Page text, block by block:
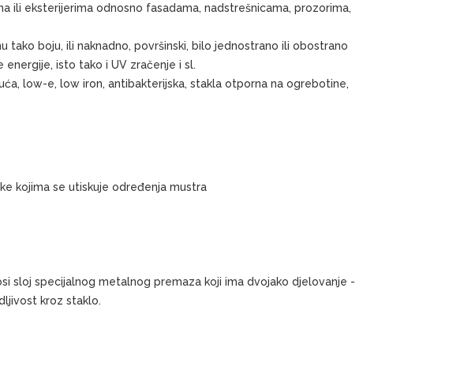
ili eksterijerima odnosno fasadama, nadstrešnicama, prozorima,
boju, ili naknadno, površinski, bilo jednostrano ili obostrano
isto tako i UV zračenje i sl.
low-e, low iron, antibakterijska, stakla otporna na ogrebotine,
kojima se utiskuje određenja mustra
sloj specijalnog metalnog premaza koji ima dvojako djelovanje -
kroz staklo.